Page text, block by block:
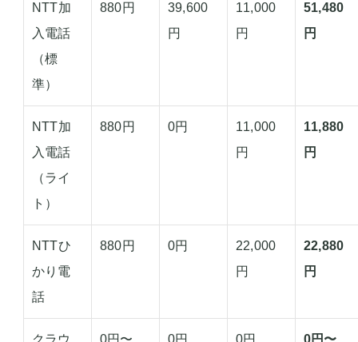
NTT加
入電話
（標
準）
880円
39,600
円
11,000
円
51,480
円
NTT加
入電話
（ライ
ト）
880円 0円
11,000
円
11,880
円
NTTひ
かり電
話
880円 0円
22,000
円
22,880
円
クラウ
0円〜 0円 0円 0円〜